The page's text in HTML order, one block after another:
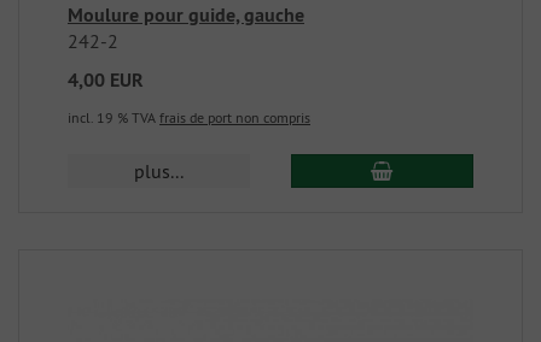
Moulure pour guide, gauche
242-2
4,00 EUR
incl. 19 % TVA frais de port non compris
plus...